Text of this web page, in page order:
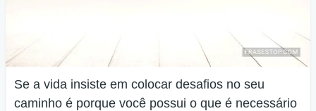
Se a vida insiste em colocar desafios no seu
caminho é porque você possui o que é necessário